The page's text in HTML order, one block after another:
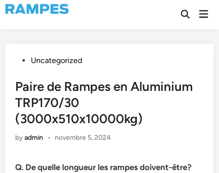
Skip
to
Open
PostedUncategorized
Paire de Rampes en Aluminium
TRP170/30
(3000x510x10000kg)
byadmin • novembre 5, 2024
Q. De quelle longueur les rampes doivent-être?